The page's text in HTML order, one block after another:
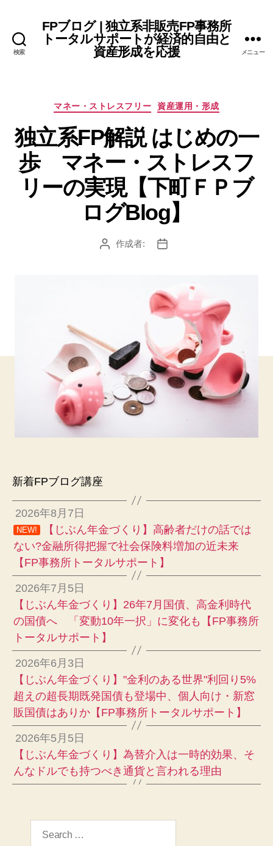
検索
FPブログ | 独立系非販売FP事務所
トータルサポートが経済的自由と
資産形成を応援
メニュー
カ
ゴ
リ
ー
マネー・ストレスフリー 資産運用・形成
独立系FP解説 はじめの一
歩 マネー・ストレスフ
リーの実現【下町ＦＰブ
ログBlog】
投 作成者:
投
新着FPブログ講座
2026年8月7日
NEW!
【じぶん年金づくり】高齢者だけの話では
ない?金融所得把握で社会保険料増加の近未来
【FP事務所トータルサポート】
2026年7月5日
【じぶん年金づくり】26年7月国債、高金利時代
の国債へ 「変動10年一択」に変化も【FP事務所
トータルサポート】
2026年6月3日
【じぶん年金づくり】"金利のある世界"利回り5%
超えの超長期既発国債も登場中、個人向け・新窓
販国債はありか【FP事務所トータルサポート】
2026年5月5日
【じぶん年金づくり】為替介入は一時的効果、そ
んなドルでも持つべき通貨と言われる理由